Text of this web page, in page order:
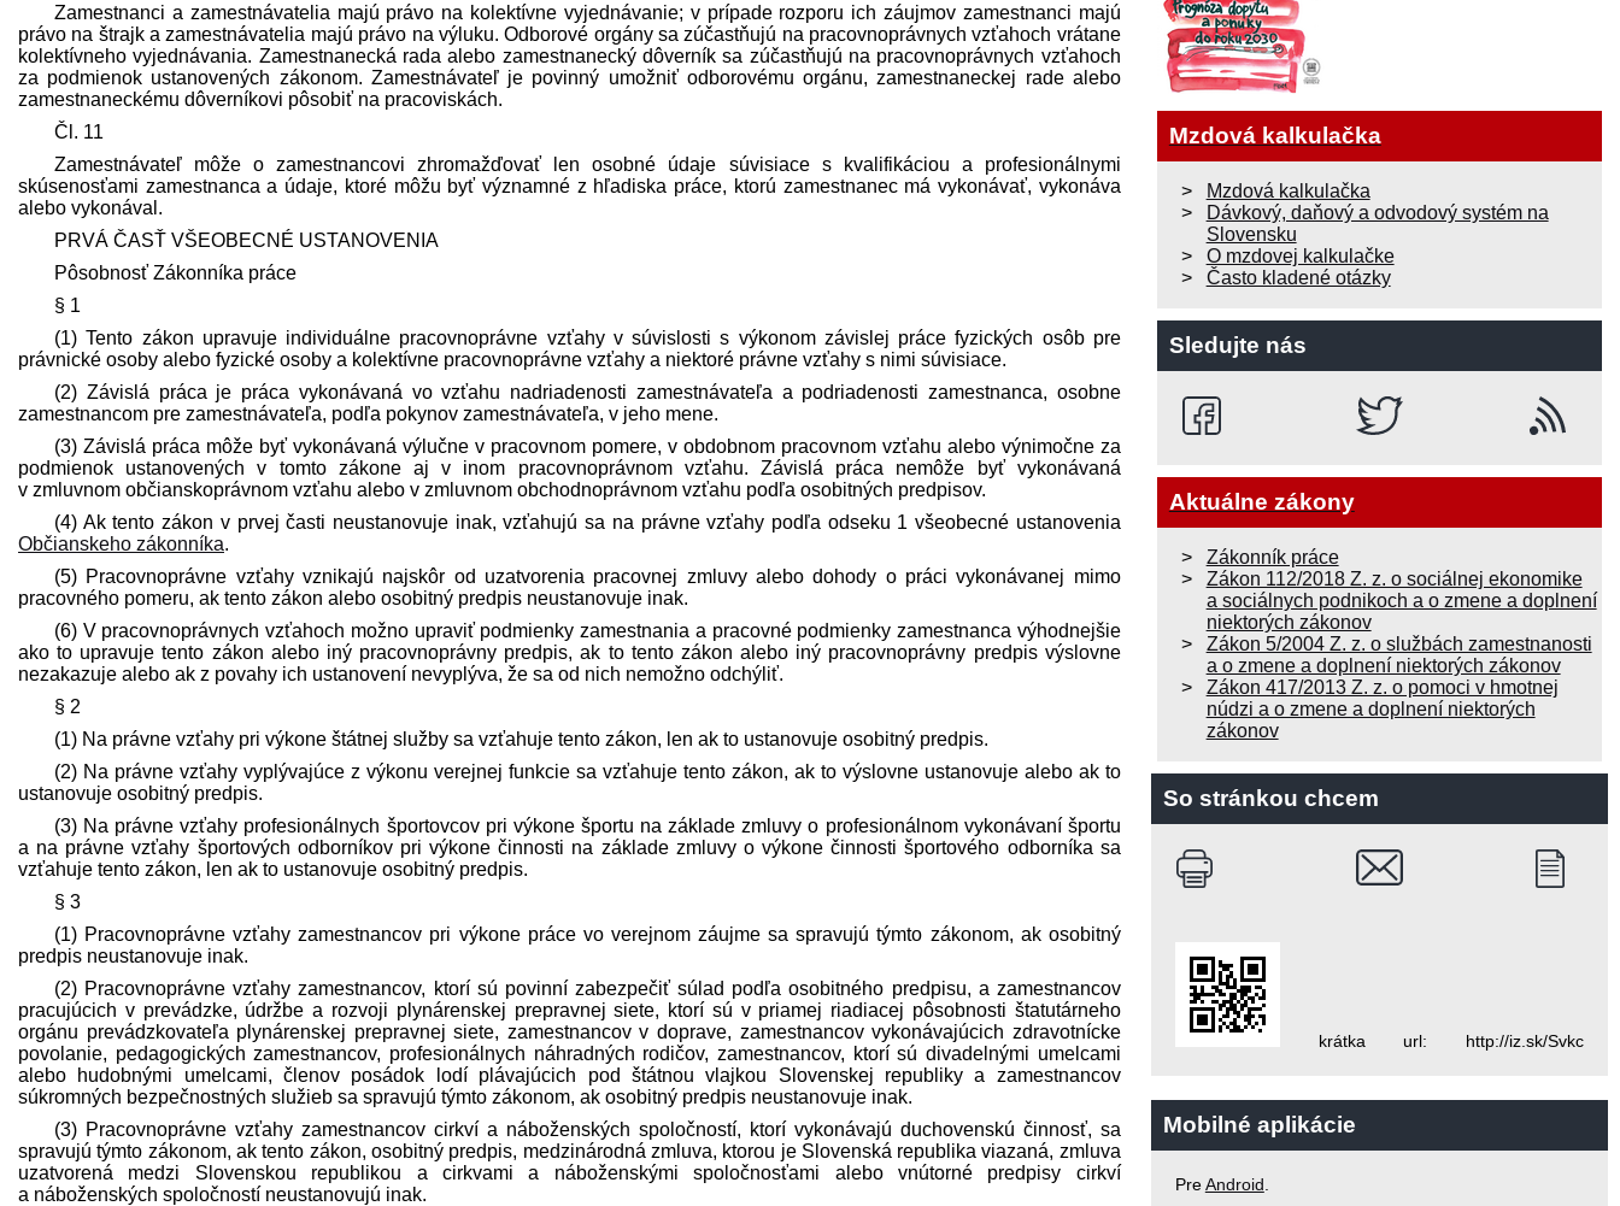
Zamestnanci a zamest­návatelia majú právo na kolektívne vyjednávanie; v prípade rozporu ich záujmov zamestnanci majú
právo na štrajk a zamest­návatelia majú právo na výluku. Odborové orgány sa zúčastňujú na pracovnoprávnych vzťahoch vrátane
kolektívneho vyjednávania. Zamestnanecká rada alebo zamestnanecký dôverník sa zúčastňujú na pracovnoprávnych vzťahoch
za podmienok ustanovených zákonom. Zamest­návateľ je povinný umožniť odborovému orgánu, zamestnaneckej rade alebo
zamestnaneckému dôverníkovi pôsobiť na pracoviskách.
Čl. 11
Zamest­návateľ môže o zamestnancovi zhromažďovať len osobné údaje súvisiace s kvalifikáciou a profesionálnymi
skúsenosťami zamestnanca a údaje, ktoré môžu byť významné z hľadiska práce, ktorú zamestnanec má vykonávať, vykonáva
alebo vykonával.
PRVÁ ČASŤ VŠEOBECNÉ USTANOVENIA
Pôsobnosť Zákonníka práce
§ 1
(1) Tento zákon upravuje individuálne pracovnoprávne vzťahy v súvislosti s výkonom závislej práce fyzických osôb pre
právnické osoby alebo fyzické osoby a kolektívne pracovnoprávne vzťahy a niektoré právne vzťahy s nimi súvisiace.
(2) Závislá práca je práca vykonávaná vo vzťahu nadriadenosti zamest­návateľa a podriadenosti zamestnanca, osobne
zamestnancom pre zamest­návateľa, podľa pokynov zamest­návateľa, v jeho mene.
(3) Závislá práca môže byť vykonávaná výlučne v pracovnom pomere, v obdobnom pracovnom vzťahu alebo výnimočne za
podmienok ustanovených v tomto zákone aj v inom pracovnoprávnom vzťahu. Závislá práca nemôže byť vykonávaná
v zmluvnom občianskoprávnom vzťahu alebo v zmluvnom obchodnoprávnom vzťahu podľa osobitných pred­pisov.
(4) Ak tento zákon v prvej časti neustanovuje inak, vzťahujú sa na právne vzťahy podľa odseku 1 všeobecné ustanovenia
Občianskeho zákonníka.
(5) Pracovnoprávne vzťahy vznikajú najskôr od uzatvorenia pracovnej zmluvy alebo dohody o práci vykonávanej mimo
pracovného pomeru, ak tento zákon alebo osobitný pred­pis neustanovuje inak.
(6) V pracovnoprávnych vzťahoch možno upraviť podmienky zamestnania a pracovné podmienky zamestnanca výhodnejšie
ako to upravuje tento zákon alebo iný pracovnoprávny pred­pis, ak to tento zákon alebo iný pracovnoprávny pred­pis výslovne
nezakazuje alebo ak z povahy ich ustanovení nevyplýva, že sa od nich nemožno odchýliť.
§ 2
(1) Na právne vzťahy pri výkone štátnej služby sa vzťahuje tento zákon, len ak to ustanovuje osobitný pred­pis.
(2) Na právne vzťahy vyplývajúce z výkonu verejnej funkcie sa vzťahuje tento zákon, ak to výslovne ustanovuje alebo ak to
ustanovuje osobitný pred­pis.
(3) Na právne vzťahy profesionálnych športovcov pri výkone športu na základe zmluvy o profesionálnom vykonávaní športu
a na právne vzťahy športových odborníkov pri výkone činnosti na základe zmluvy o výkone činnosti športového odborníka sa
vzťahuje tento zákon, len ak to ustanovuje osobitný pred­pis.
§ 3
(1) Pracovnoprávne vzťahy zamestnancov pri výkone práce vo verejnom záujme sa spravujú týmto zákonom, ak osobitný
pred­pis neustanovuje inak.
(2) Pracovnoprávne vzťahy zamestnancov, ktorí sú povinní zabezpečiť súlad podľa osobitného pred­pisu, a zamestnancov
pracujúcich v prevádzke, údržbe a rozvoji plynárenskej prepravnej siete, ktorí sú v priamej riadiacej pôsobnosti štatutárneho
orgánu prevádzkovateľa plynárenskej prepravnej siete, zamestnancov v doprave, zamestnancov vykonávajúcich zdravotnícke
povolanie, pedagogických zamestnancov, profesionálnych náhradných rodičov, zamestnancov, ktorí sú divadelnými umelcami
alebo hudobnými umelcami, členov posádok lodí plávajúcich pod štátnou vlajkou Slovenskej republiky a zamestnancov
súkromných bezpečnostných služieb sa spravujú týmto zákonom, ak osobitný pred­pis neustanovuje inak.
(3) Pracovnoprávne vzťahy zamestnancov cirkví a náboženských spoločností, ktorí vykonávajú duchovenskú činnosť, sa
spravujú týmto zákonom, ak tento zákon, osobitný pred­pis, medzinárodná zmluva, ktorou je Slovenská republika viazaná, zmluva
uzatvorená medzi Slovenskou republikou a cirkvami a náboženskými spoločnosťami alebo vnútorné pred­pisy cirkví
a náboženských spoločností neustanovujú inak.
Mzdová kalkulačka
Mzdová kalkulačka
Dávkový, daňový a odvodový systém na
Slovensku
O mzdovej kalkulačke
Často kladené otázky
Sledujte nás
Aktuálne zákony
Zákonník práce
Zákon 112/2018 Z. z. o sociálnej ekonomike
a sociálnych podnikoch a o zmene a doplnení
niektorých zákonov
Zákon 5/2004 Z. z. o službách zamestnanosti
a o zmene a doplnení niektorých zákonov
Zákon 417/2013 Z. z. o pomoci v hmotnej
núdzi a o zmene a doplnení niektorých
zákonov
So stránkou chcem
krátka url: http://iz.sk/Svkc
Mobilné aplikácie
PreAndroid